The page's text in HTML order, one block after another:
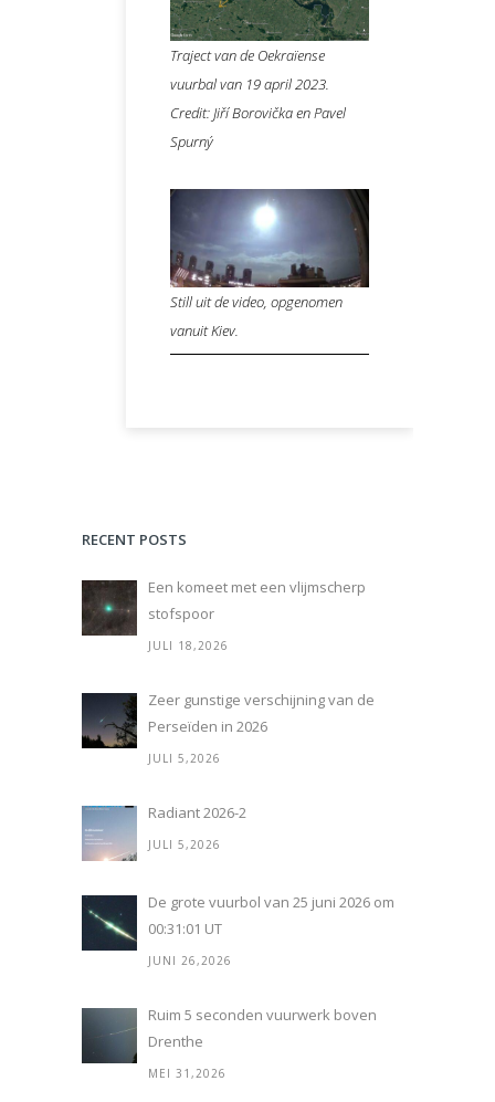
Traject van de Oekraïense
vuurbal van 19 april 2023.
Credit: Jiří Borovička en Pavel
Spurný
Still uit de video, opgenomen
vanuit Kiev.
RECENT POSTS
Een komeet met een vlijmscherp
stofspoor
JULI 18,2026
Zeer gunstige verschijning van de
Perseïden in 2026
JULI 5,2026
Radiant 2026-2
JULI 5,2026
De grote vuurbol van 25 juni 2026 om
00:31:01 UT
JUNI 26,2026
Ruim 5 seconden vuurwerk boven
Drenthe
MEI 31,2026